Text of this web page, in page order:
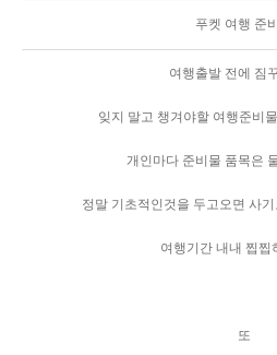
푸켓 여행 준
여행출발 전에 짐
잊지 말고 챙겨야할 여행준비
개인마다 준비물 품목은
정말 기초적인것을 두고오면 사
여행기간 내내 찝찝
또